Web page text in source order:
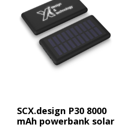
SCX.design P30 8000
mAh powerbank solar